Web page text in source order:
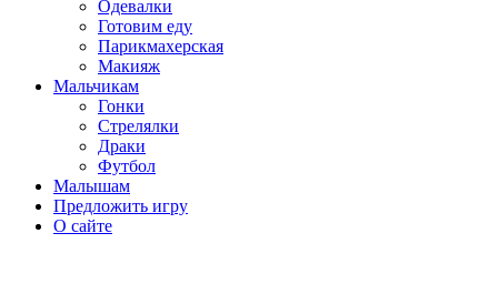
Одевалки
Готовим еду
Парикмахерская
Макияж
Мальчикам
Гонки
Стрелялки
Драки
Футбол
Малышам
Предложить игру
О сайте